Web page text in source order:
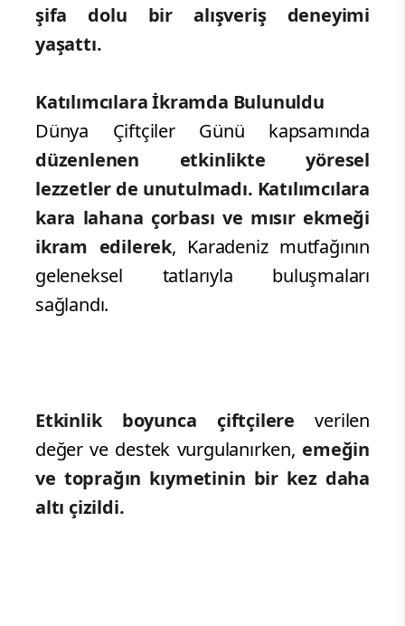
şifa dolu bir alışveriş deneyimi
yaşattı.
Katılımcılara İkramda Bulunuldu
Dünya Çiftçiler Günü kapsamında
düzenlenen etkinlikte yöresel
lezzetler de unutulmadı. Katılımcılara
kara lahana çorbası ve mısır ekmeği
ikram edilerek, Karadeniz mutfağının
geleneksel tatlarıyla buluşmaları
sağlandı.
Etkinlik boyunca çiftçilere verilen
değer ve destek vurgulanırken, emeğin
ve toprağın kıymetinin bir kez daha
altı çizildi.